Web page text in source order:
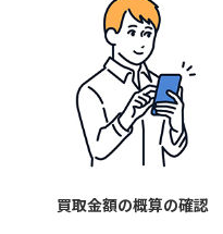
買取金額の概算の確認